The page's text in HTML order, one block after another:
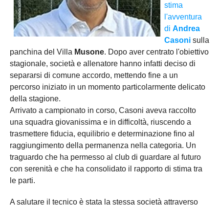
stima
l'avventura
di Andrea
Casoni sulla
panchina del Villa Musone. Dopo aver centrato l'obiettivo
stagionale, società e allenatore hanno infatti deciso di
separarsi di comune accordo, mettendo fine a un
percorso iniziato in un momento particolarmente delicato
della stagione.
Arrivato a campionato in corso, Casoni aveva raccolto
una squadra giovanissima e in difficoltà, riuscendo a
trasmettere fiducia, equilibrio e determinazione fino al
raggiungimento della permanenza nella categoria. Un
traguardo che ha permesso al club di guardare al futuro
con serenità e che ha consolidato il rapporto di stima tra
le parti.
A salutare il tecnico è stata la stessa società attraverso